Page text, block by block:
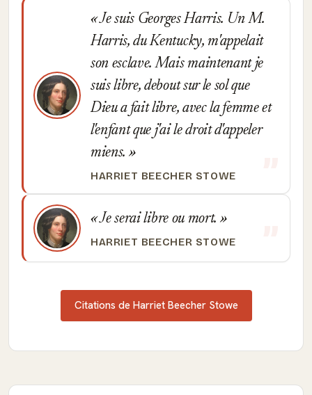
Je suis Georges Harris. Un M.
Harris, du Kentucky, m'appelait
son esclave. Mais maintenant je
suis libre, debout sur le sol que
Dieu a fait libre, avec la femme et
l'enfant que j'ai le droit d'appeler
miens.
HARRIET BEECHER STOWE
Je serai libre ou mort.
HARRIET BEECHER STOWE
Citations de Harriet Beecher Stowe